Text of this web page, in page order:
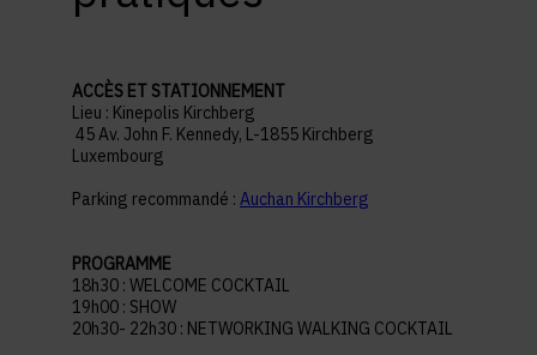
ACCÈS ET STATIONNEMENT
Lieu : Kinepolis Kirchberg
45 Av. John F. Kennedy, L-1855 Kirchberg
Luxembourg
Parking recommandé : Auchan Kirchberg
PROGRAMME
18h30 : WELCOME COCKTAIL
19h00 : SHOW
20h30- 22h30 : NETWORKING WALKING COCKTAIL